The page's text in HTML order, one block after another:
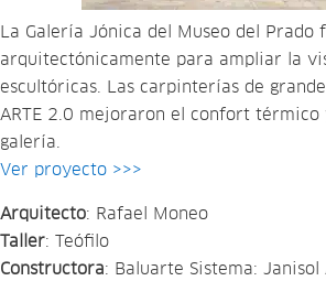
La Galería Jónica del Museo del Prado
arquitectónicamente para ampliar la
escultóricas. Las carpinterías de
ARTE 2.0 mejoraron el confort térmico
galería.
Ver proyecto >>>
Arquitecto: Rafael Moneo
Taller: Teófilo
Constructora: Baluarte Sistema: Janisol